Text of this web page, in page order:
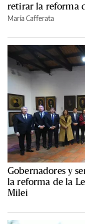
retirar la reforma
María Cafferata
Gobernadores y
la reforma de la
Milei